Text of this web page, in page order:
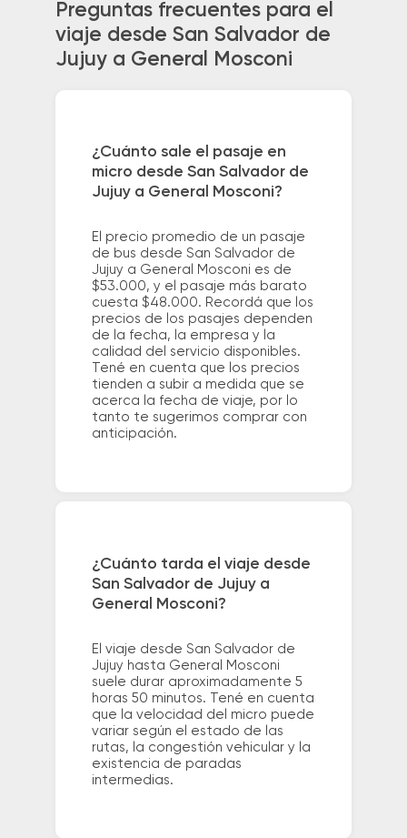
Preguntas frecuentes para el
viaje desde San Salvador de
Jujuy a General Mosconi
¿Cuánto sale el pasaje en
micro desde San Salvador de
Jujuy a General Mosconi?
El precio promedio de un pasaje
de bus desde San Salvador de
Jujuy a General Mosconi es de
$53.000, y el pasaje más barato
cuesta $48.000. Recordá que los
precios de los pasajes dependen
de la fecha, la empresa y la
calidad del servicio disponibles.
Tené en cuenta que los precios
tienden a subir a medida que se
acerca la fecha de viaje, por lo
tanto te sugerimos comprar con
anticipación.
¿Cuánto tarda el viaje desde
San Salvador de Jujuy a
General Mosconi?
El viaje desde San Salvador de
Jujuy hasta General Mosconi
suele durar aproximadamente 5
horas 50 minutos. Tené en cuenta
que la velocidad del micro puede
variar según el estado de las
rutas, la congestión vehicular y la
existencia de paradas
intermedias.